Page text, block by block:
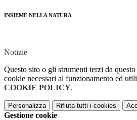
INSIEME NELLA NATURA
Notizie
Questo sito o gli strumenti terzi da
cookie necessari al funzionamento ed
COOKIE POLICY.
Personalizza Rifiuta tutti i cookies
Gestione cookie